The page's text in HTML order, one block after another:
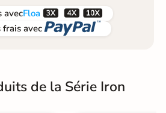
avecFloa  
frais avec 
de la Série Iron